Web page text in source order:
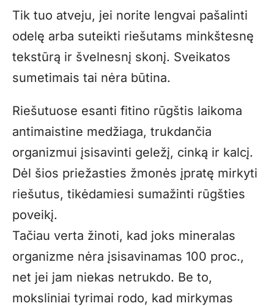
Tik tuo atveju, jei norite lengvai pašalinti
odelę arba suteikti riešutams minkštesnę
tekstūrą ir švelnesnį skonį. Sveikatos
sumetimais tai nėra būtina.
Riešutuose esanti fitino rūgštis laikoma
antimaistine medžiaga, trukdančia
organizmui įsisavinti geležį, cinką ir kalcį.
Dėl šios priežasties žmonės įpratę mirkyti
riešutus, tikėdamiesi sumažinti rūgšties
poveikį.
Tačiau verta žinoti, kad joks mineralas
organizme nėra įsisavinamas 100 proc.,
net jei jam niekas netrukdo. Be to,
moksliniai tyrimai rodo, kad mirkymas